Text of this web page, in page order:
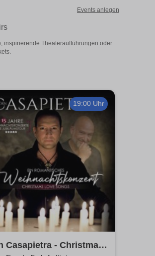
Events anlegen
inspirierende Theateraufführungen oder
19:00 Uhr
Casapietra - Christmas